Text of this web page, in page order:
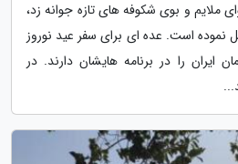
ملایم و بوی شکوفه های تازه جوانه زد،
نموده است. عده ای برای سفر عید نوروز
ایران را در برنامه هایشان دارند. در